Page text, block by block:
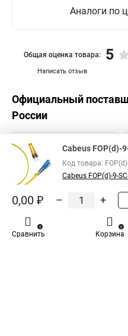
Аналоги по
Написать отзыв
Общая оценка товара: 5
Официальный
России
Cabeus FOP(d)-
Код товара:
Cabeus FOP(d)-9-
0,00 ₽ – +
Сравнить
0
Корзина
0